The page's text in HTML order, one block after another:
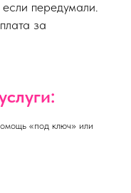
передумали.
за
«под ключ» или